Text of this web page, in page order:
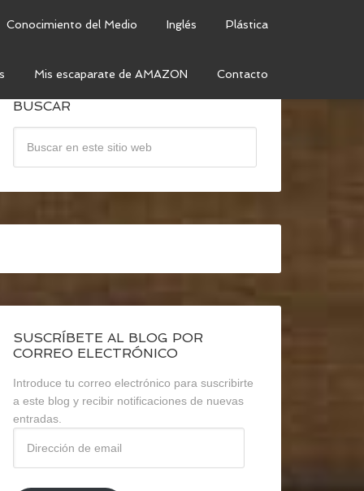
Conocimiento del Medio Inglés Plástica
Mis escaparate de AMAZON Contacto
BUSCAR
SUSCRÍBETE AL BLOG POR
CORREO ELECTRÓNICO
Introduce tu correo electrónico para suscribirte
a este blog y recibir notificaciones de nuevas
entradas.
email